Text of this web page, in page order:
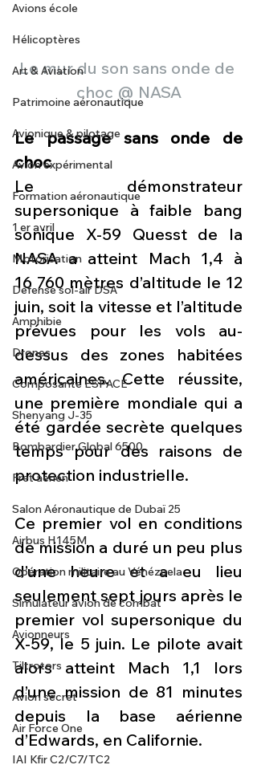
Avions école
Hélicoptères
Art & Aviation
Patrimoine aéronautique
Avionique & pilotage
Avion expérimental
Formation aéronautique
1 er avril
Motorisation
Défense sol-air DSA
Amphibie
Drones
Composante ESPACE
Shenyang J-35
Bombardier Global 6500
Fret aérien
Salon Aéronautique de Dubaï 25
Airbus H145M
Opération militaire au Vénézuela
Simulateur avion de combat
Avionneurs
Tiltrotors
Avion secret
Air Force One
IAI Kfir C2/C7/TC2
Le mur du son sans onde de
choc @ NASA
Le passage sans onde de
choc
Le démonstrateur
supersonique à faible bang
sonique X-59 Quesst de la
NASA a atteint Mach 1,4 à
16 760 mètres d’altitude le 12
juin, soit la vitesse et l’altitude
prévues pour les vols au-
dessus des zones habitées
américaines. Cette réussite,
une première mondiale qui a
été gardée secrète quelques
temps pour des raisons de
protection industrielle.
Ce premier vol en conditions
de mission a duré un peu plus
d’une heure et a eu lieu
seulement sept jours après le
premier vol supersonique du
X-59, le 5 juin. Le pilote avait
alors atteint Mach 1,1 lors
d’une mission de 81 minutes
depuis la base aérienne
d’Edwards, en Californie.